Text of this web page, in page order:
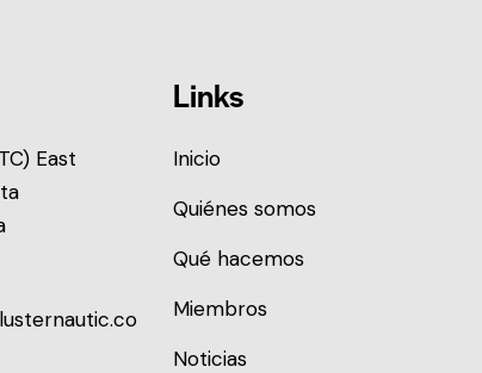
East
Links
Inicio
Quiénes somos
Qué hacemos
Miembros
Noticias